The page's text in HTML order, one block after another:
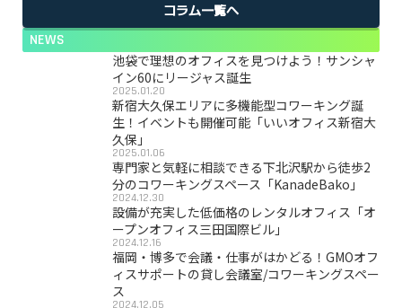
コラム一覧へ
NEWS
池袋で理想のオフィスを見つけよう！サンシャ
イン60にリージャス誕生
2025.01.20
新宿大久保エリアに多機能型コワーキング誕
生！イベントも開催可能「いいオフィス新宿大
久保」
2025.01.06
専門家と気軽に相談できる下北沢駅から徒歩2
分のコワーキングスペース「KanadeBako」
2024.12.30
設備が充実した低価格のレンタルオフィス「オ
ープンオフィス三田国際ビル」
2024.12.16
福岡・博多で会議・仕事がはかどる！GMOオフ
ィスサポートの貸し会議室/コワーキングスペー
ス
2024.12.05